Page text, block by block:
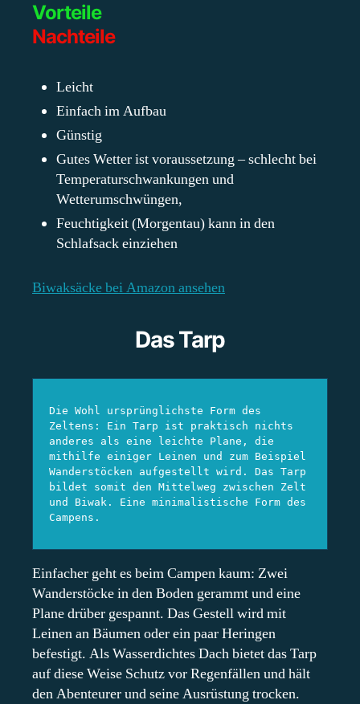
Vorteile
Nachteile
Leicht
Einfach im Aufbau
Günstig
Gutes Wetter ist voraussetzung – schlecht bei
Temperaturschwankungen und
Wetterumschwüngen,
Feuchtigkeit (Morgentau) kann in den
Schlafsack einziehen
Biwaksäcke bei Amazon ansehen
Das Tarp
Die Wohl ursprünglichste Form des
Zeltens: Ein Tarp ist praktisch nichts
anderes als eine leichte Plane, die
mithilfe einiger Leinen und zum Beispiel
Wanderstöcken aufgestellt wird. Das Tarp
bildet somit den Mittelweg zwischen Zelt
und Biwak. Eine minimalistische Form des
Campens.
Einfacher geht es beim Campen kaum: Zwei
Wanderstöcke in den Boden gerammt und eine
Plane drüber gespannt. Das Gestell wird mit
Leinen an Bäumen oder ein paar Heringen
befestigt. Als Wasserdichtes Dach bietet das Tarp
auf diese Weise Schutz vor Regenfällen und hält
den Abenteurer und seine Ausrüstung trocken.